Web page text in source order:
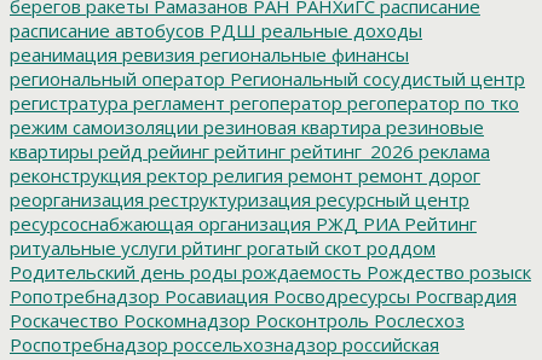
берегов ракеты Рамазанов РАН РАНХиГС расписание
расписание автобусов РДШ реальные доходы
реанимация ревизия региональные финансы
региональный оператор Региональный сосудистый центр
регистратура регламент регоператор регоператор по тко
режим самоизоляции резиновая квартира резиновые
квартиры рейд рейинг рейтинг рейтинг_2026 реклама
реконструкция ректор религия ремонт ремонт дорог
реорганизация реструктуризация ресурсный центр
ресурсоснабжающая организация РЖД РИА Рейтинг
ритуальные услуги рйтинг рогатый скот роддом
Родительский день роды рождаемость Рождество розыск
Ропотребнадзор Росавиация Росводресурсы Росгвардия
Роскачество Роскомнадзор Росконтроль Рослесхоз
Роспотребнадзор россельхознадзор российская